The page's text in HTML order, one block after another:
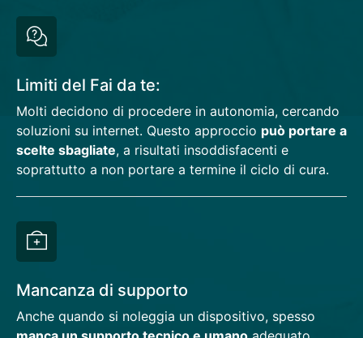
Limiti del Fai da te:
Molti decidono di procedere in autonomia, cercando
soluzioni su internet. Questo approccio può portare a
scelte sbagliate, a risultati insoddisfacenti e
soprattutto a non portare a termine il ciclo di cura.
Mancanza di supporto
Anche quando si noleggia un dispositivo, spesso